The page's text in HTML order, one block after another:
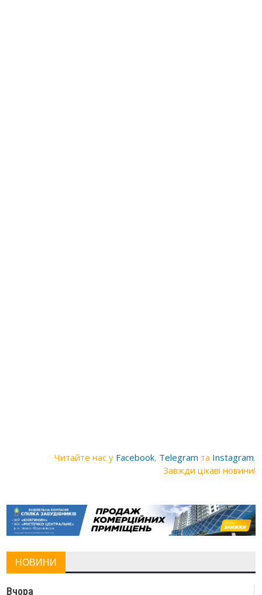
Читайте нас у Facebook, Telegram та Instagram.
Завжди цікаві новини!
НОВИНИ
Вчора